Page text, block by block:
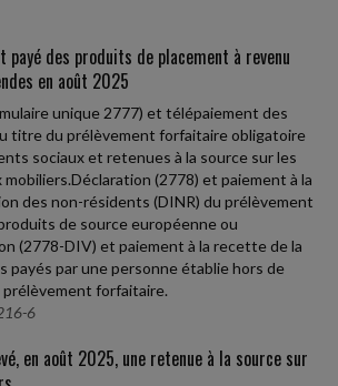
payé des produits de placement à revenu
en août 2025
unique 2777) et télépaiement des
titre du prélèvement forfaitaire obligatoire
sociaux et retenues à la source sur les
(2778) et paiement à la
des non-résidents (DINR) du prélèvement
de source européenne ou
(2778-DIV) et paiement à la recette de la
payés par une personne établie hors de
prélèvement forfaitaire.
6
en août 2025, une retenue à la source sur